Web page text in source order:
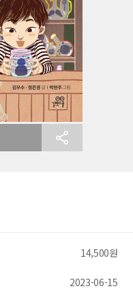
14,500원
2023-06-15